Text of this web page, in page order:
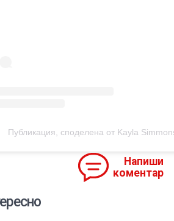
Публикация, споделена от Kayla
Напиши
коментар